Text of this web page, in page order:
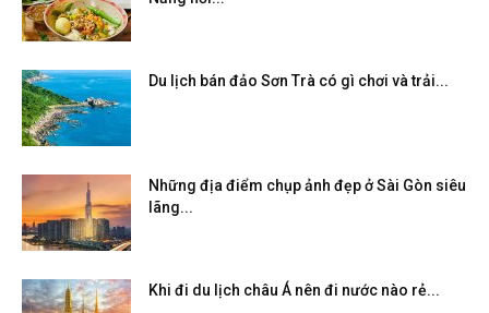
Du lịch bán đảo Sơn Trà có gì chơi và trải...
Những địa điểm chụp ảnh đẹp ở Sài Gòn siêu
lãng...
Khi đi du lịch châu Á nên đi nước nào rẻ...